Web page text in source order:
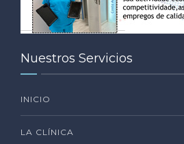
Nuestros Servicios
INICIO
LA CLÍNICA